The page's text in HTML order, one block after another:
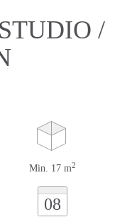
/
Min. 17 m2
08